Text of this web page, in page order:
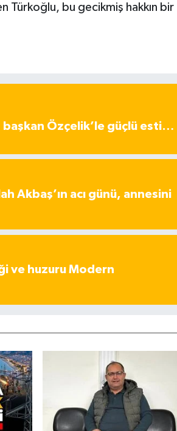
Türkoğlu, bu gecikmiş hakkın bir
başkan Özçelik’le güçlü esti…
Akbaş’ın acı günü, annesini
ve huzuru Modern